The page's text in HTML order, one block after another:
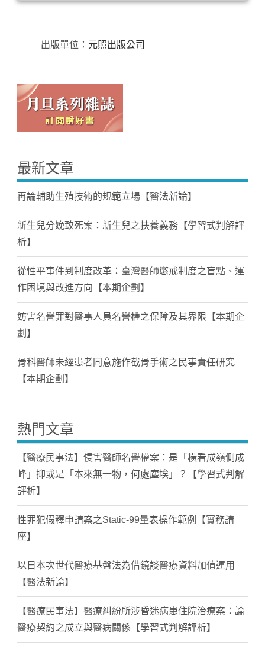
出版單位： 元照出版公司
最新文章
再論輔助生殖技術的規範立場【醫法新論】
新生兒分娩致死案：新生兒之扶養義務【學習式判解評
析】
從性平事件到制度改革：臺灣醫師懲戒制度之盲點、運
作困境與改進方向【本期企劃】
妨害名譽罪對醫事人員名譽權之保障及其界限【本期企
劃】
骨科醫師未經患者同意施作截骨手術之民事責任研究
【本期企劃】
熱門文章
【醫療民事法】侵害醫師名譽權案：是「橫看成嶺側成
峰」抑或是「本來無一物，何處塵埃」？【學習式判解
評析】
性罪犯假釋申請案之Static-99量表操作範例【實務講
座】
以日本次世代醫療基盤法為借鏡談醫療資料加值運用
【醫法新論】
【醫療民事法】醫療糾紛所涉昏迷病患住院治療案：論
醫療契約之成立與醫病關係【學習式判解評析】